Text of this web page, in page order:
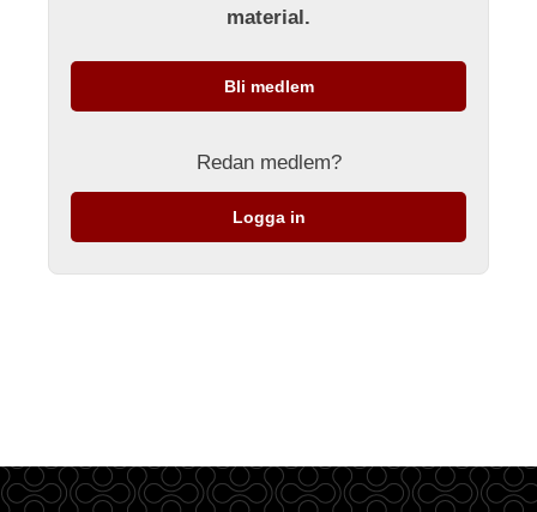
material.
Bli medlem
Redan medlem?
Logga in